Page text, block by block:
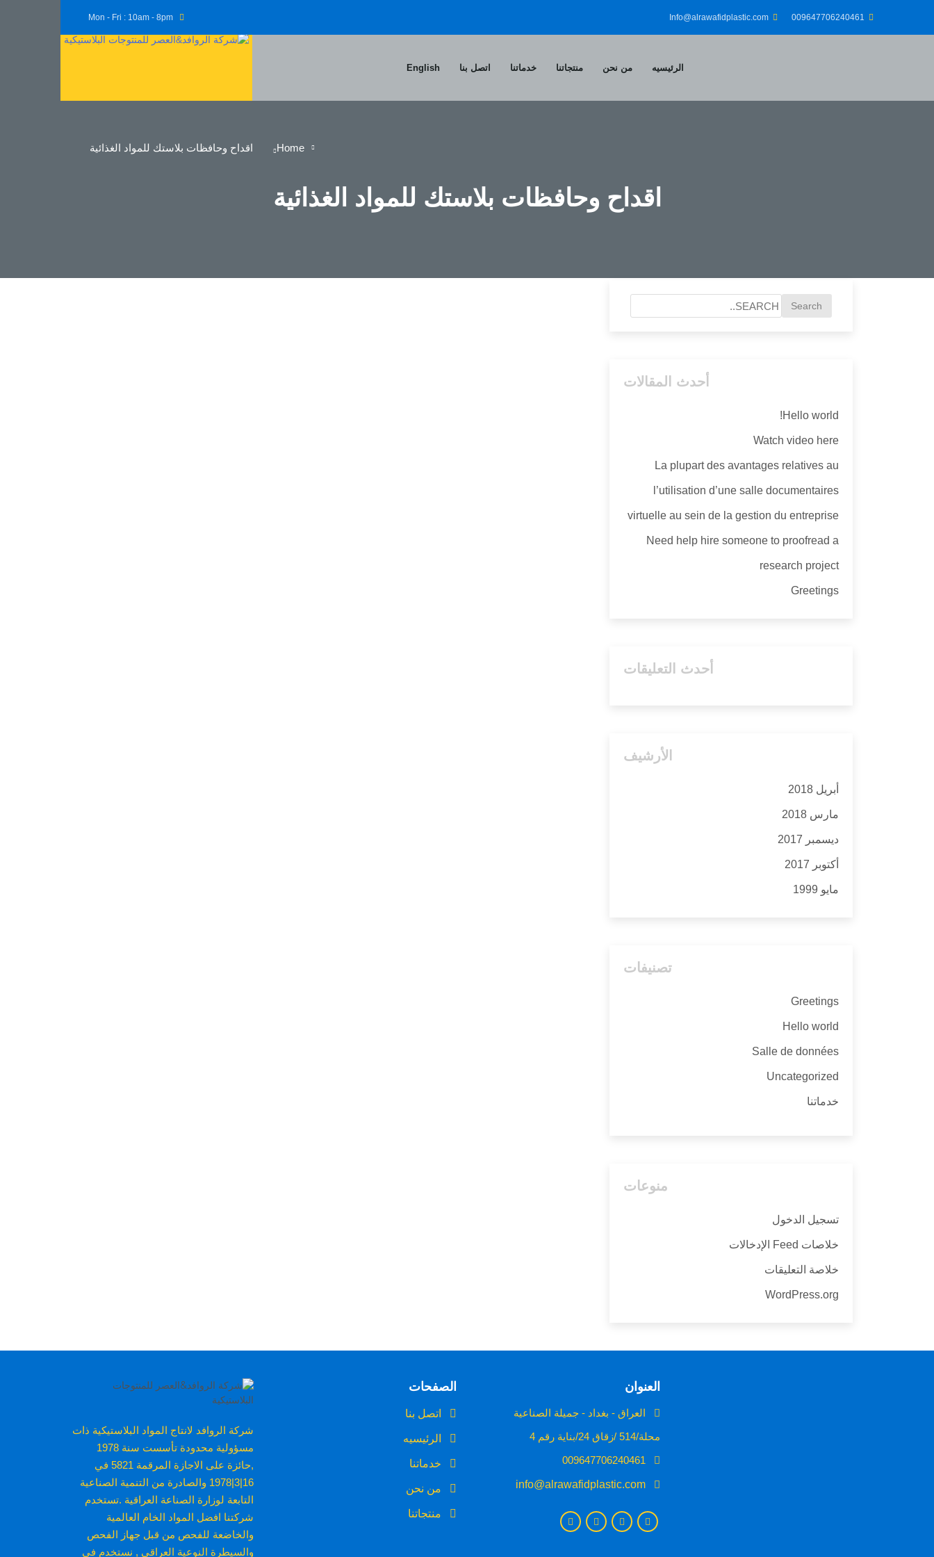
الرئيسيه من نحن منتجاتنا خدماتنا اتصل بنا English
Home اقداح وحافظات بلاستك للمواد الغذائية
اقداح وحافظات بلاستك للمواد الغذائية
أحدث المقالات
Hello world!
Watch video here
La plupart des avantages relatives au
l’utilisation d’une salle documentaires
virtuelle au sein de la gestion du entreprise
Need help hire someone to proofread a
research project
Greetings
أحدث التعليقات
الأرشيف
أبريل 2018
مارس 2018
ديسمبر 2017
أكتوبر 2017
مايو 1999
تصنيفات
Greetings
Hello world
Salle de données
Uncategorized
خدماتنا
منوعات
تسجيل الدخول
خلاصات Feed الإدخالات
خلاصة التعليقات
WordPress.org
شركة الروافد لانتاج المواد البلاستيكية ذات
مسؤولية محدودة تأسست سنة 1978
,حائزة على الاجازة المرقمة 5821 في
16|3|1978 والصادرة من التنمية الصناعية
التابعة لوزارة الصناعة العراقية .تستخدم
شركتنا افضل المواد الخام العالمية
والخاضعة للفحص من قبل جهاز الفحص
والسيطرة النوعية العراقي , نستخدم في
الصفحات
اتصل بنا
الرئيسيه
خدماتنا
من نحن
منتجاتنا
العنوان
العراق - بغداد - جميلة الصناعية
محلة/514 /زقاق 24/بناية رقم 4
info@alrawafidplastic.com